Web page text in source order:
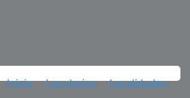
Inicio Locutorios Localidades